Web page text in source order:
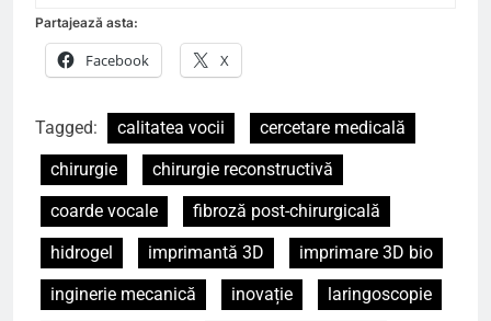
Partajează asta:
Facebook X
Tagged: calitatea vocii
cercetare medicală
chirurgie
chirurgie reconstructivă
coarde vocale
fibroză post-chirurgicală
hidrogel
imprimantă 3D
imprimare 3D bio
inginerie mecanică
inovație
laringoscopie